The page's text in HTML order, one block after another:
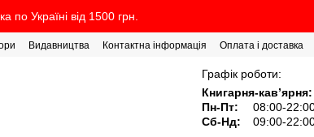
по Україні від 1500 грн.
Видавництва Контактна інформація Оплата і доставка
Графік роботи:
Книгарня-кавʼярня:
Пн-Пт:
08:00-
Сб-Нд:
09:00-